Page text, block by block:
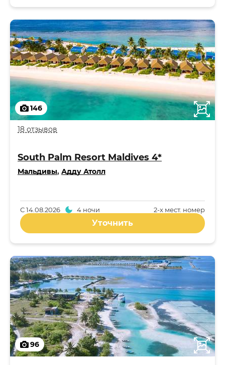
146
18 отзывов
South Palm Resort Maldives 4*
Мальдивы, Адду Атолл
2-x мест. номер
С14.08.2026 4 ночи
Уточнить
96